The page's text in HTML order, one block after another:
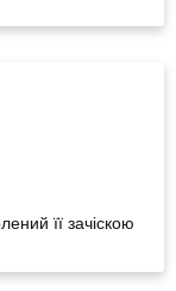
її зачіскою